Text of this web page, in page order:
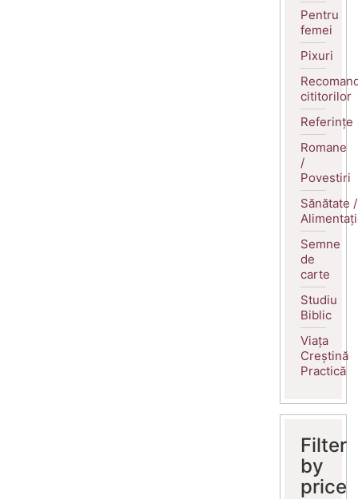
Pentru
femei
Pixuri
cititorilor
Referințe
Romane
/
Povestiri
Sănătate /
Semne
de
carte
Studiu
Biblic
Viața
Creștină
Practică
Filter
by
price